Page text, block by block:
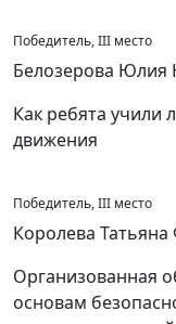
Победитель, III место
Белозерова Юлия
Как ребята учили
движения
Победитель, III место
Королева
Организованная
основам